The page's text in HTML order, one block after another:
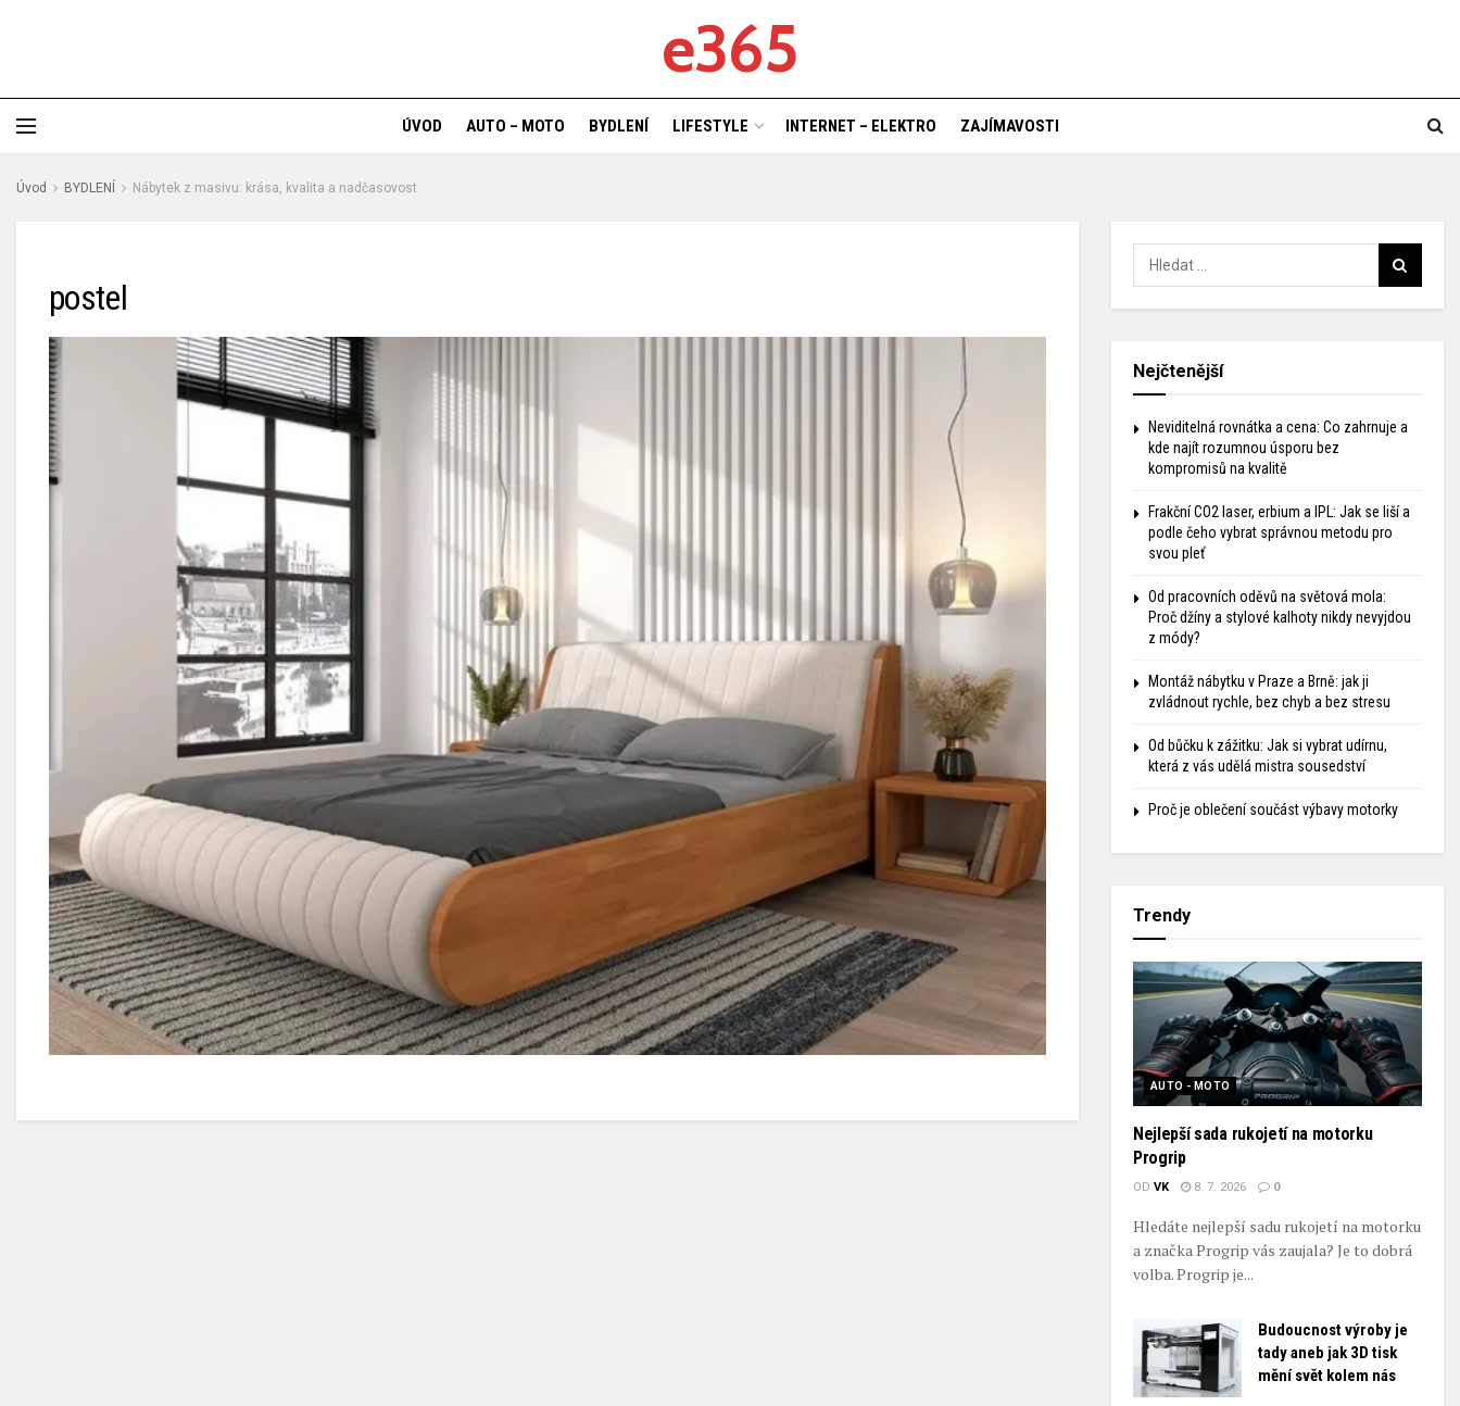
e365
ÚVOD AUTO – MOTO BYDLENÍ LIFESTYLE INTERNET – ELEKTRO ZAJÍMAVOSTI
Úvod BYDLENÍ Nábytek z masivu: krása, kvalita a nadčasovost
postel
Nejčtenější
Neviditelná rovnátka a cena: Co zahrnuje a
kde najít rozumnou úsporu bez
kompromisů na kvalitě
Frakční CO2 laser, erbium a IPL: Jak se liší a
podle čeho vybrat správnou metodu pro
svou pleť
Od pracovních oděvů na světová mola:
Proč džíny a stylové kalhoty nikdy nevyjdou
z módy?
Montáž nábytku v Praze a Brně: jak ji
zvládnout rychle, bez chyb a bez stresu
Od bůčku k zážitku: Jak si vybrat udírnu,
která z vás udělá mistra sousedství
Proč je oblečení součást výbavy motorky
Trendy
AUTO - MOTO
Nejlepší sada rukojetí na motorku
Progrip
OD VK 8. 7. 2026 0
Hledáte nejlepší sadu rukojetí na motorku
a značka Progrip vás zaujala? Je to dobrá
volba. Progrip je...
Budoucnost výroby je
tady aneb jak 3D tisk
mění svět kolem nás